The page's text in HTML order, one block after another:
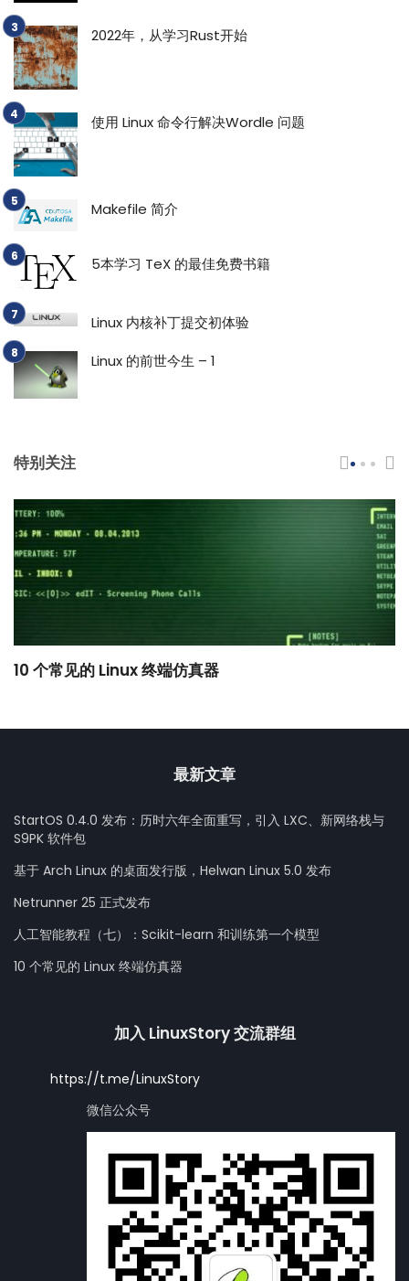
2022年，从学习Rust开始
使用 Linux 命令行解决Wordle 问题
Makefile 简介
5本学习 TeX 的最佳免费书籍
Linux 内核补丁提交初体验
Linux 的前世今生 – 1
特别关注
10 个常见的 Linux 终端仿真器
最新文章
StartOS 0.4.0 发布：历时六年全面重写，引入 LXC、新网络栈与
S9PK 软件包
基于 Arch Linux 的桌面发行版，Helwan Linux 5.0 发布
Netrunner 25 正式发布
人工智能教程（七）：Scikit-learn 和训练第一个模型
10 个常见的 Linux 终端仿真器
加入 LinuxStory 交流群组
https://t.me/LinuxStory
微信公众号